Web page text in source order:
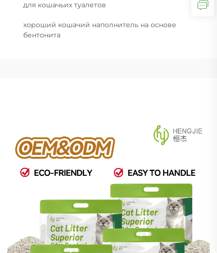
для кошачьих туалетов
хороший кошачий наполнитель на основе
бентонита